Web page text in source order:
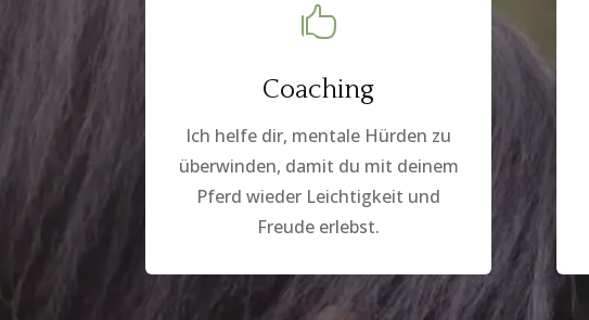

Coaching
Ich helfe dir, mentale Hürden zu
überwinden, damit du mit deinem
Pferd wieder Leichtigkeit und
Freude erlebst.